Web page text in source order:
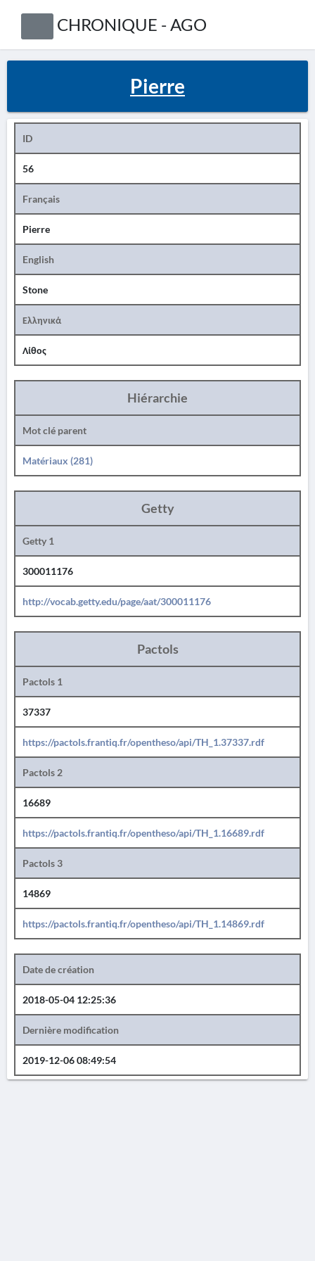
CHRONIQUE - AGO
Pierre
ID
56
Français
Pierre
English
Stone
Ελληνικά
Λίθος
Hiérarchie
Mot clé parent
Matériaux (281)
Getty
Getty 1
300011176
http://vocab.getty.edu/page/aat/300011176
Pactols
Pactols 1
37337
https://pactols.frantiq.fr/opentheso/api/TH_1.37337.rdf
Pactols 2
16689
https://pactols.frantiq.fr/opentheso/api/TH_1.16689.rdf
Pactols 3
14869
https://pactols.frantiq.fr/opentheso/api/TH_1.14869.rdf
Date de création
2018-05-04 12:25:36
Dernière modification
2019-12-06 08:49:54